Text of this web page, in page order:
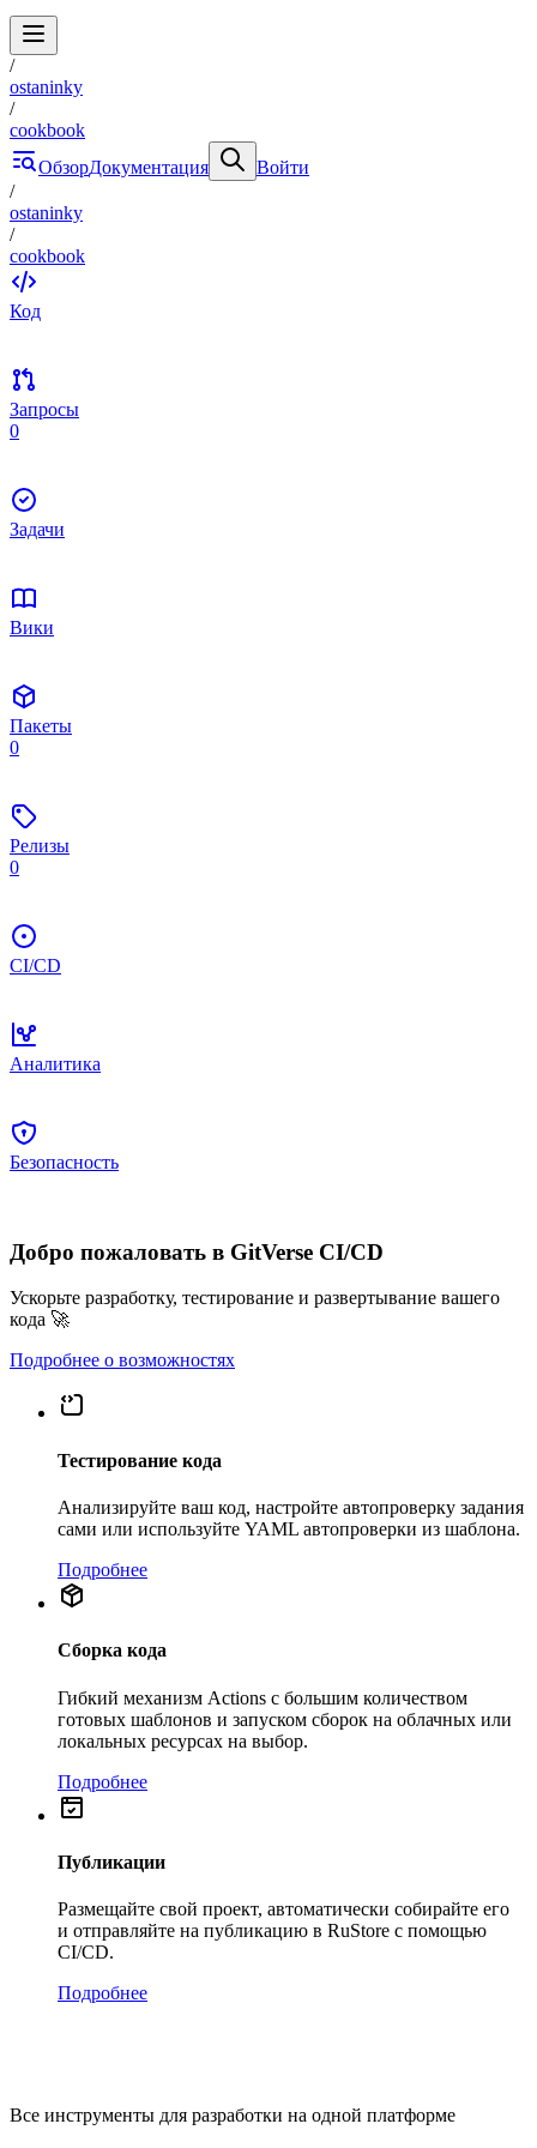
/
ostaninky
/
cookbook
ОбзорДокументация
Войти
/
ostaninky
/
cookbook
Код
Запросы
0
Задачи
Вики
Пакеты
0
Релизы
0
CI/CD
Аналитика
Безопасность
Добро пожаловать в GitVerse CI/CD
Ускорьте разработку, тестирование и развертывание вашего
кода 🚀
Подробнее о возможностях
Тестирование кода
Анализируйте ваш код, настройте автопроверку задания
сами или используйте YAML автопроверки из шаблона.
Подробнее
Сборка кода
Гибкий механизм Actions с большим количеством
готовых шаблонов и запуском сборок на облачных или
локальных ресурсах на выбор.
Подробнее
Публикации
Размещайте свой проект, автоматически собирайте его
и отправляйте на публикацию в RuStore с помощью
CI/CD.
Подробнее
Все инструменты для разработки на одной платформе